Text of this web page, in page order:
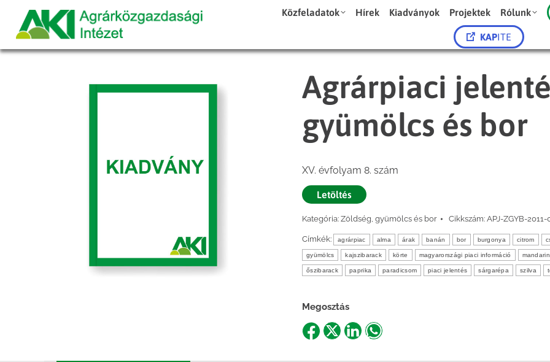
Közfeladatok Hírek Kiadványok Projektek Rólunk
KAPITE
Agrárpiaci
gyümölcs és bor
XV. évfolyam 8. szám
Letöltés
Kategória: Zöldség, gyümölcs és bor Cikkszám: APJ-ZGYB-2011-
Címkék: agrárpiac alma árak banán bor burgonya citrom
gyümölcs kajszibarack körte magyarországi piaci információ mandarin
őszibarack paprika paradicsom piaci jelentés sárgarépa szilva
Megosztás
ShareShareShareShare